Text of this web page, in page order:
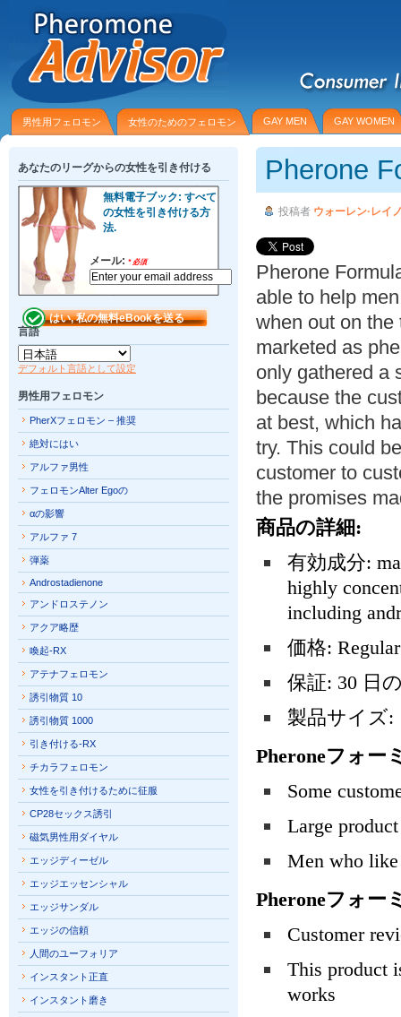
男性用フェロモン 女性のためのフェロモン GAY MEN GAY WOMEN
Pherone
投稿者 ウォーレン·レイ
Pherone
able to help
when out on the
marketed as
only gathered a
because the
at best, which
try. This could
customer to
the promises
商品の詳細:
有効成分:
highly
including
価格:
保証: 30 日
製品サイズ:
Pheroneフォー
Some
Large
Men who
Pheroneフォー
Customer
This product
works
あなたのリーグからの女性を引き付ける
無料電子ブック: すべて
の女性を引き付ける方
法.
メール: *必須
言語
デフォルト言語として設定
男性用フェロモン
PherXフェロモン – 推奨
絶対にはい
アルファ男性
フェロモンAlter Egoの
αの影響
アルファ 7
弾薬
Androstadienone
アンドロステノン
アクア略歴
喚起-RX
アテナフェロモン
誘引物質 10
誘引物質 1000
引き付ける-RX
チカラフェロモン
女性を引き付けるために征服
CP28セックス誘引
磁気男性用ダイヤル
エッジディーゼル
エッジエッセンシャル
エッジサンダル
エッジの信頼
人間のユーフォリア
インスタント正直
インスタント磨き